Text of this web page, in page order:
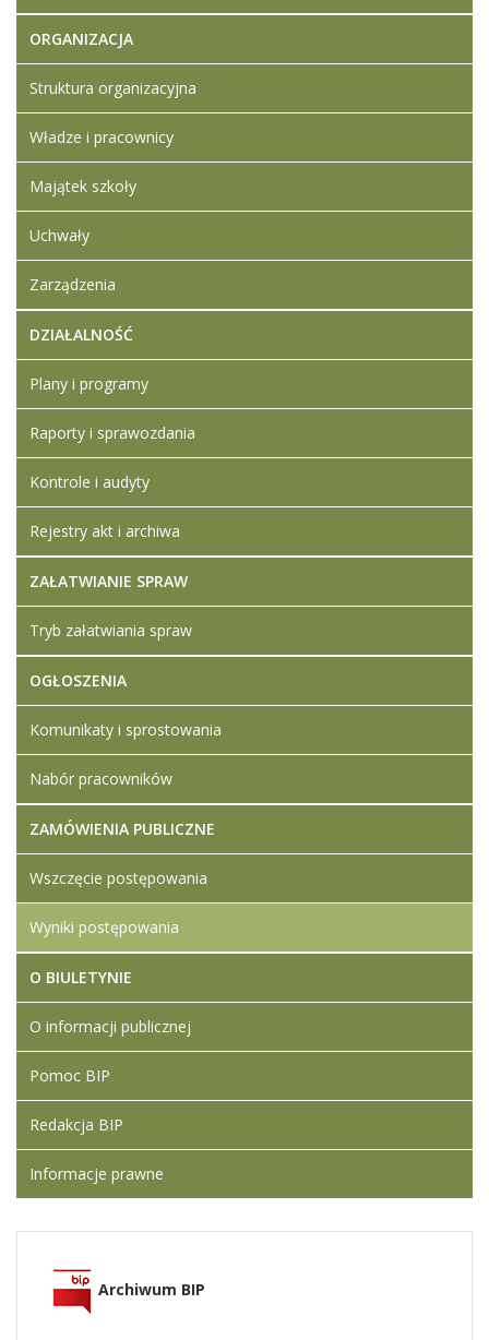
Protokół z
rozeznania
cenowego-
owoce
Artykuł
został
zmieniony.
wtorek,
Ledwójcik
ORGANIZACJA
Struktura organizacyjna
Władze i pracownicy
Majątek szkoły
Uchwały
Zarządzenia
DZIAŁALNOŚĆ
Plany i programy
Raporty i sprawozdania
Kontrole i audyty
Rejestry akt i archiwa
ZAŁATWIANIE SPRAW
Tryb załatwiania spraw
OGŁOSZENIA
Komunikaty i sprostowania
Nabór pracowników
ZAMÓWIENIA PUBLICZNE
Wszczęcie postępowania
Wyniki postępowania
O BIULETYNIE
O informacji publicznej
Pomoc BIP
Redakcja BIP
Informacje prawne
Archiwum BIP